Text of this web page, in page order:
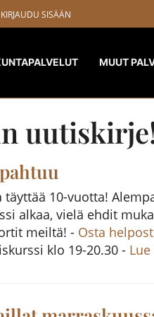
KIRJAUDU SISÄÄN
MUUT
täyttää 10-vuotta!
alkaa, vielä ehdit
meiltä! - Osta
klo 19-20.30 -